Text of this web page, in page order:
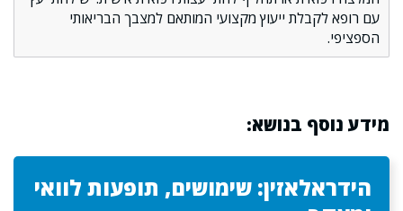
עם רופא לקבלת ייעוץ מקצועי המותאם למצבך הבריאותי
הספציפי.
מידע נוסף בנושא:
הידראלאזין: שימושים, תופעות לוואי